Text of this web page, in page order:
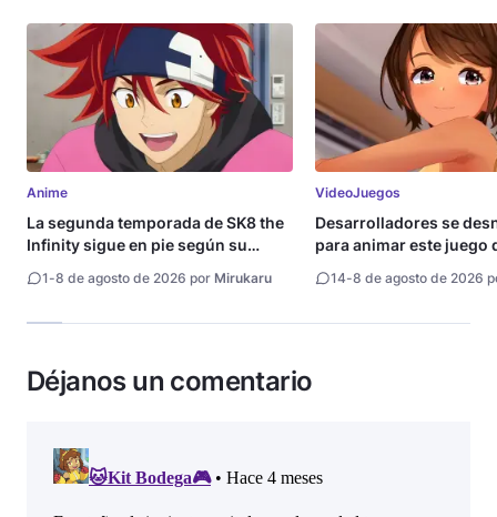
Anime
La segunda temporada de SK8 the
Infinity sigue en pie según su
1-8 de agosto de 2026 por Mirukaru
VideoJuegos
Desarrolladores se
para animar este juego
14-8 de agosto de 2026
Déjanos un comentario